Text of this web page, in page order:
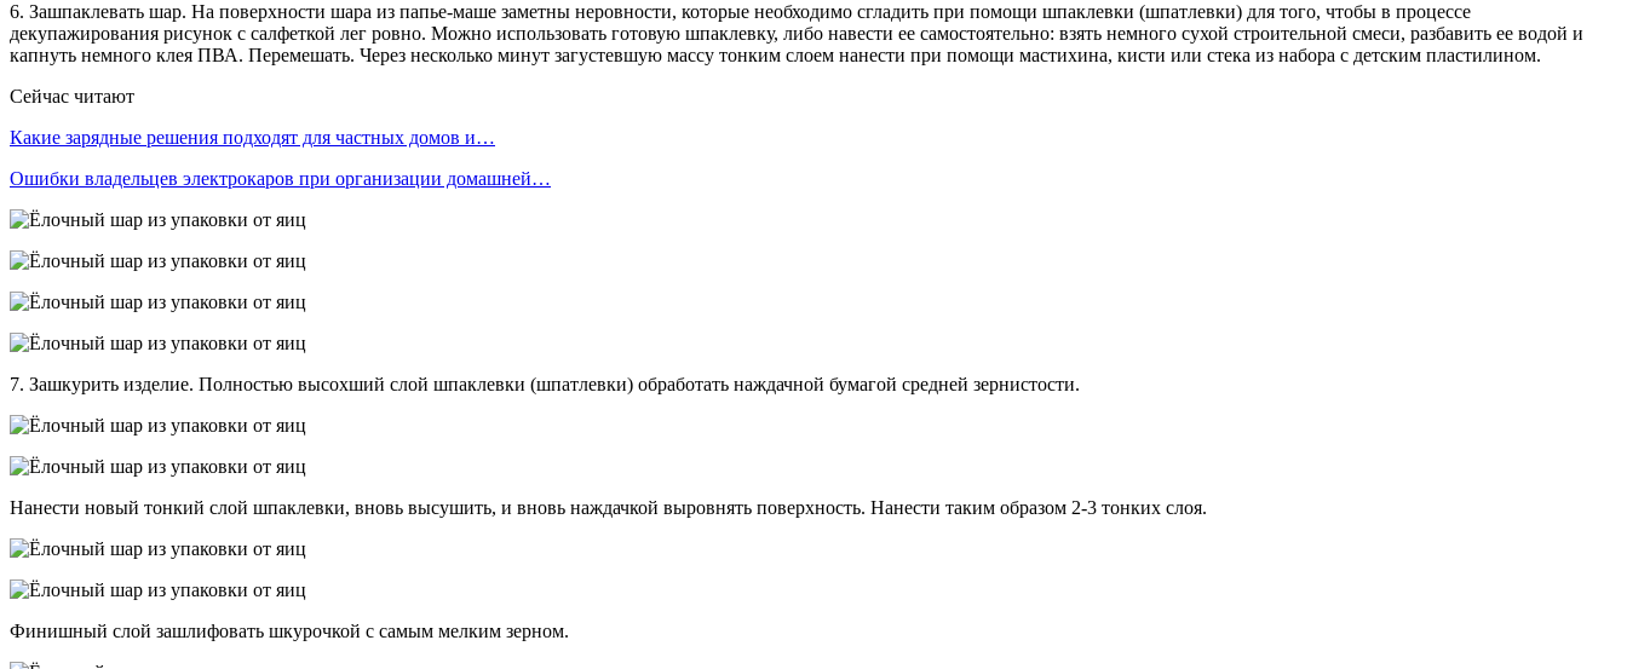
6. Зашпаклевать шар. На поверхности шара из папье-маше заметны неровности, которые необходимо сгладить при помощи шпаклевки (шпатлевки) для того, чтобы в процессе
декупажирования рисунок с салфеткой лег ровно. Можно использовать готовую шпаклевку, либо навести ее самостоятельно: взять немного сухой строительной смеси, разбавить ее водой и
капнуть немного клея ПВА. Перемешать. Через несколько минут загустевшую массу тонким слоем нанести при помощи мастихина, кисти или стека из набора с детским пластилином.
Сейчас читают
Какие зарядные решения подходят для частных домов и…
Ошибки владельцев электрокаров при организации домашней…
7. Зашкурить изделие. Полностью высохший слой шпаклевки (шпатлевки) обработать наждачной бумагой средней зернистости.
Нанести новый тонкий слой шпаклевки, вновь высушить, и вновь наждачкой выровнять поверхность. Нанести таким образом 2-3 тонких слоя.
Финишный слой зашлифовать шкурочкой с самым мелким зерном.